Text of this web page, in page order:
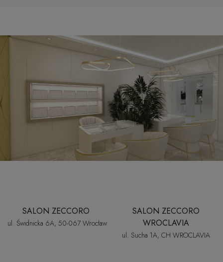
jednocześnie nic nie jest zbyt poważne. Właśnie tak chcemy tworzyć
naszą markę – jako włoskie podejście do życia, opowiedziane po polsku.
W naszym świecie biżuteria nie jest nagrodą. Nie trzeba na nią zasłużyć.
Nie trzeba czekać na wielką okazję. Wystarczy spacer po Rynku
Proponujemy złotą biżuterię, którą możesz nosić do jedwabnej bluzki
i... do dresu
W Zeccoro znajdziesz klasyczne i nowoczesne formy ze złota próby 585
– wykonane z największą dbałością o detale, często w tych samych
włoskich pracowniach, w których powstawały nasze pierwsze projekty.
Lubimy proste kształty i gładkie powierzchnie. Lekkie kolczyki i zawieszki,
biżuteria jest nieplanowanym zakupem.
Znajdziesz nas w dwóch miejscach we Wrocławiu
SALON ZECCORO
ul. Świdnicka 6A, 50-067 Wrocław
SALON ZECCORO
WROCLAVIA
ul. Sucha 1A, CH WROCLAVIA